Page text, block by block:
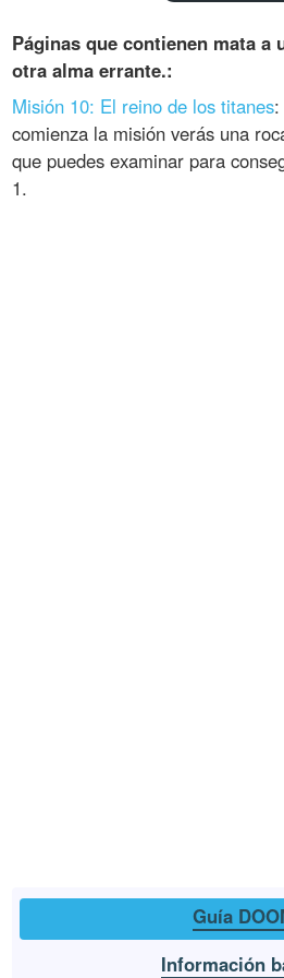
Páginas que contienen mata a
otra alma errante.:
Misión 10: El reino de los titanes
comienza la misión verás una
que puedes examinar para
1.
Guía
Información